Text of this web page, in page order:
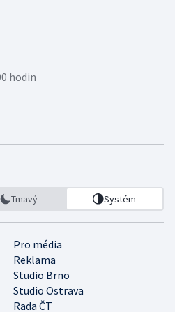
hodin
Tmavý Systém
Pro média
Reklama
Studio Brno
Studio Ostrava
Rada ČT